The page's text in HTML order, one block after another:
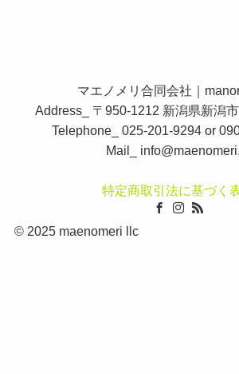
マエノメリ合同会社｜
Address_ 〒950-1212 新潟県新潟
Telephone_ 025-201-9294 or
Mail_
特定商取引法に基づく
©2025 maenomeri llc